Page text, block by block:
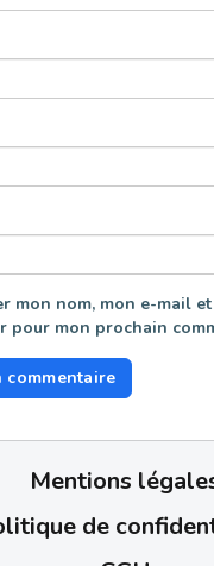
mon nom, mon e-mail
pour mon prochain
Mentions
de